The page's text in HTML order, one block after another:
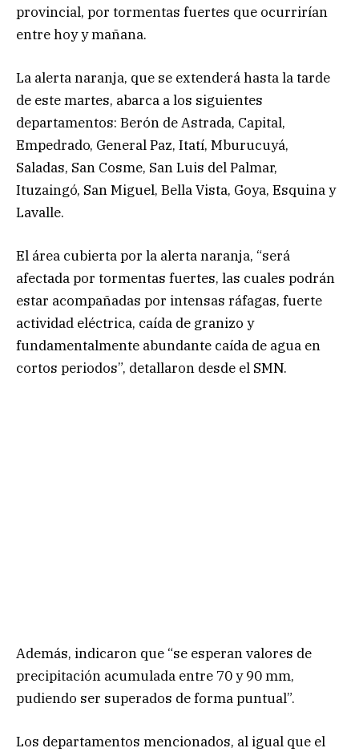
provincial, por tormentas fuertes que ocurrirían
entre hoy y mañana.
La alerta naranja, que se extenderá hasta la tarde
de este martes, abarca a los siguientes
departamentos: Berón de Astrada, Capital,
Empedrado, General Paz, Itatí, Mburucuyá,
Saladas, San Cosme, San Luis del Palmar,
Ituzaingó, San Miguel, Bella Vista, Goya, Esquina y
Lavalle.
El área cubierta por la alerta naranja, “será
afectada por tormentas fuertes, las cuales podrán
estar acompañadas por intensas ráfagas, fuerte
actividad eléctrica, caída de granizo y
fundamentalmente abundante caída de agua en
cortos periodos”, detallaron desde el SMN.
Además, indicaron que “se esperan valores de
precipitación acumulada entre 70 y 90 mm,
pudiendo ser superados de forma puntual”.
Los departamentos mencionados, al igual que el